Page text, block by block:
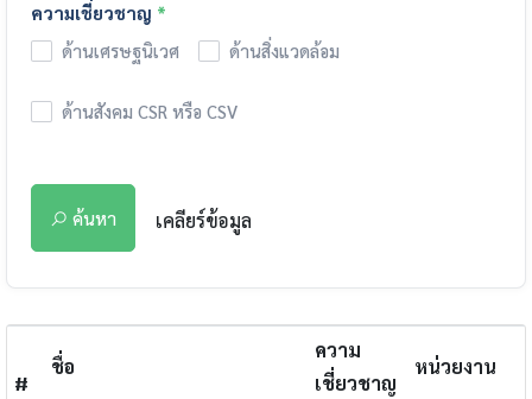
ความเชี่ยวชาญ *
ด้านเศรษฐนิเวศ
ด้านสิ่งแวดล้อม
ด้านสังคม CSR หรือ CSV
ค้นหา เคลียร์ข้อมูล
#
ชื่อ
ความ
เชี่ยวชาญ
หน่วยงาน